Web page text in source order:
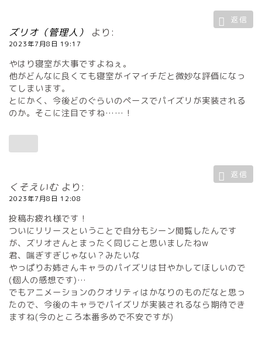
返信
ズリオ（管理人） より:
2023年7月8日 19:17
やはり寝室が大事ですよねぇ。
他がどんなに良くても寝室がイマイチだと微妙な評価になっ
てしまいます。
とにかく、今後どのぐらいのペースでパイズリが実装される
のか。そこに注目ですね……！
返信
くそえいむ より:
2023年7月8日 12:08
投稿お疲れ様です！
ついにリリースということで自分もシーン閲覧したんです
が、ズリオさんとまったく同じこと思いましたねw
君、喘ぎすぎじゃない？みたいな
やっぱりお姉さんキャラのパイズリは甘やかしてほしいので
(個人の感想です)…
でもアニメーションのクオリティはかなりのものだなと思っ
たので、今後のキャラでパイズリが実装されるなら期待でき
ますね(今のところ本番多めで不安ですが)